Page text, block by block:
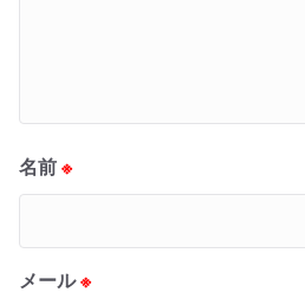
名前 ※
メール※